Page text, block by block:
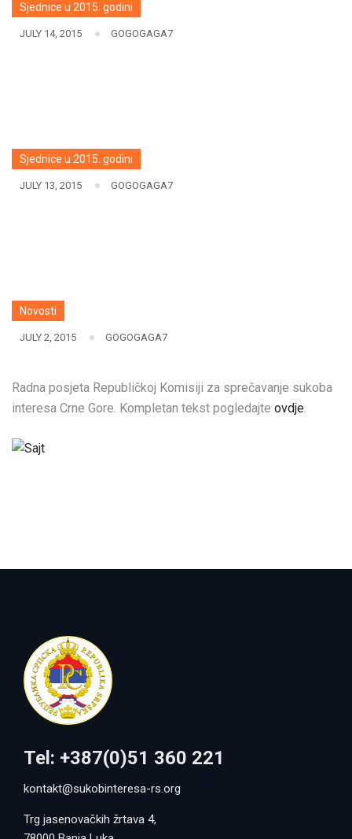
Sjednice u 2015. godini
JULY 14, 2015 GOGOGAGA7
Sjednice u 2015. godini
JULY 13, 2015 GOGOGAGA7
Novosti
JULY 2, 2015 GOGOGAGA7
Radna posjeta Republičkoj Komisiji za sprečavanje sukoba
interesa Crne Gore. Kompletan tekst pogledajte ovdje.
Tel: +387(0)51 360 221
kontakt@sukobinteresa-rs.org
Trg jasenovačkih žrtava 4,